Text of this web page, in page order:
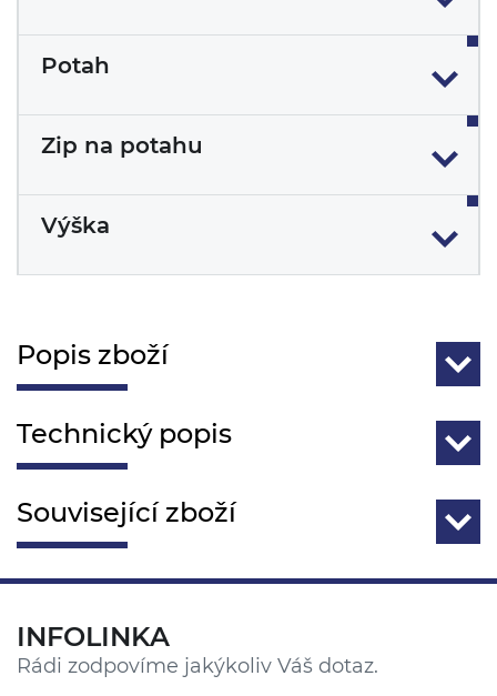
Potah
Zip na potahu
Výška
Popis zboží
Technický popis
Související zboží
INFOLINKA
Rádi zodpovíme jakýkoliv Váš dotaz.